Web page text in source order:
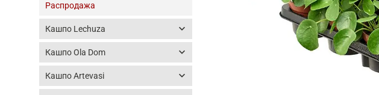
Распродажа
Кашпо Lechuza keyboard_arrow_down
Кашпо Ola Dom keyboard_arrow_down
Кашпо Artevasi keyboard_arrow_down